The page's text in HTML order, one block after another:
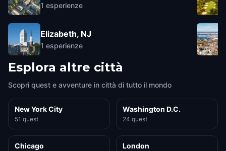
1 esperienze
Elizabeth, NJ
1 esperienze
Esplora altre città
Scopri quest e avventure in città di tutto il mondo
New York City
51 quest
Washington D.C.
24 quest
Chicago London